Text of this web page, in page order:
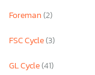
Foreman(2)
FSC Cycle(3)
GL Cycle(41)